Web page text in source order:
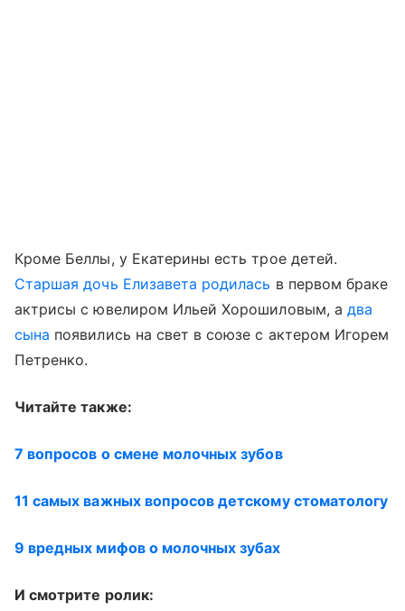
Кроме Беллы, у Екатерины есть трое детей.
Старшая дочь Елизавета родилась в первом браке
актрисы с ювелиром Ильей Хорошиловым, а два
сына появились на свет в союзе с актером Игорем
Петренко.
Читайте также:
7 вопросов о смене молочных зубов
11 самых важных вопросов детскому стоматологу
9 вредных мифов о молочных зубах
И смотрите ролик: